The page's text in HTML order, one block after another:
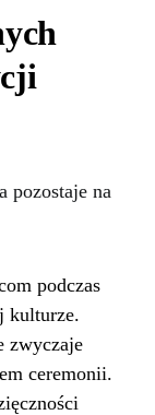
pozostaje na
podczas
kulturze.
zwyczaje
ceremonii.